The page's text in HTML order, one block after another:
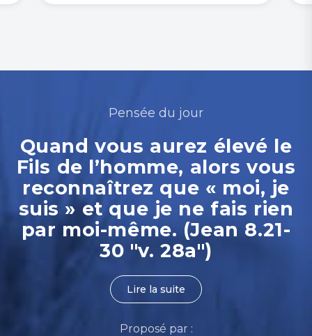
Pensée du jour
Quand vous aurez élevé le
Fils de l’homme, alors vous
reconnaîtrez que « moi, je
suis » et que je ne fais rien
par moi-même. (Jean 8.21-
30 "v. 28a")
Lire la suite
Proposé par :